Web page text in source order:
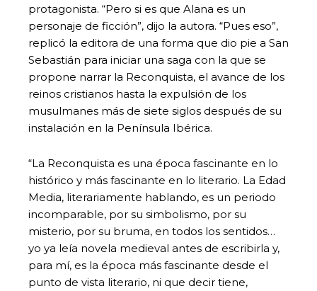
protagonista. “Pero si es que Alana es un
personaje de ficción”, dijo la autora. “Pues eso”,
replicó la editora de una forma que dio pie a San
Sebastián para iniciar una saga con la que se
propone narrar la Reconquista, el avance de los
reinos cristianos hasta la expulsión de los
musulmanes más de siete siglos después de su
instalación en la Península Ibérica.
“La Reconquista es una época fascinante en lo
histórico y más fascinante en lo literario. La Edad
Media, literariamente hablando, es un periodo
incomparable, por su simbolismo, por su
misterio, por su bruma, en todos los sentidos…
yo ya leía novela medieval antes de escribirla y,
para mí, es la época más fascinante desde el
punto de vista literario, ni que decir tiene,